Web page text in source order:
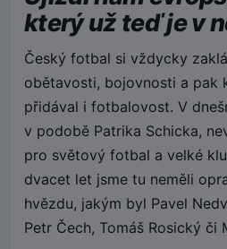
který už teď je v
Český fotbal si vždycky
obětavosti, bojovnosti a pak
přidával i fotbalovost. V
v podobě Patrika Schicka,
pro světový fotbal a velké
dvacet let jsme tu neměli
hvězdu, jakým byl Pavel
Petr Čech, Tomáš Rosický či